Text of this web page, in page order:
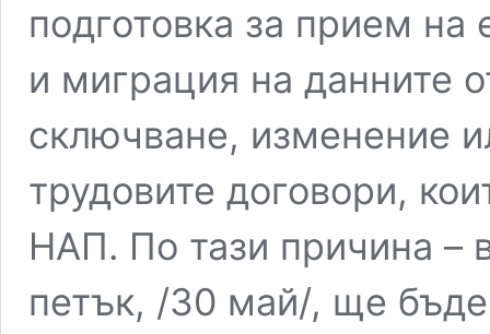
подготовка за прием на
и миграция на данните
сключване, изменение
трудовите договори,
НАП. По тази причина –
петък, /30 май/, ще